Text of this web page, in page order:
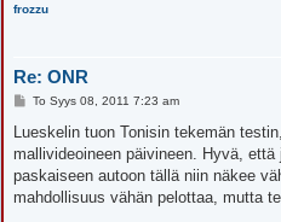
frozzu
Re: ONR
V
e
t
i
To Syys 08, 2011 7:23 am
Lueskelin tuon Tonisin tekemän
mallivideoineen päivineen. Hyvä,
paskaiseen autoon tällä niin näkee
mahdollisuus vähän pelottaa, mutta